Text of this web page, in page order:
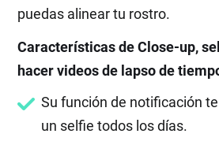
puedas alinear tu rostro.
Características de Close-up,
hacer videos de lapso de
Su función de notificación
un selfie todos los días.